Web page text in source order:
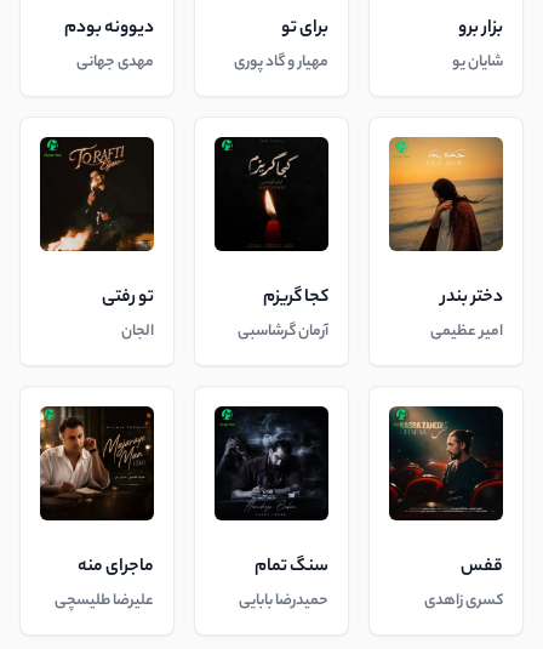
بزار برو
شایان یو
برای تو
مهیار و گاد پوری
دیوونه بودم
مهدی جهانی
دختر بندر
امیر عظیمی
کجا گریزم
آرمان گرشاسبی
تو رفتی
الجان
قفس
کسری زاهدی
سنگ تمام
حمیدرضا بابایی
ماجرای منه
علیرضا طلیسچی